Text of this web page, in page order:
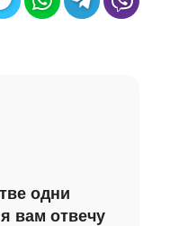
одни
вам отвечу